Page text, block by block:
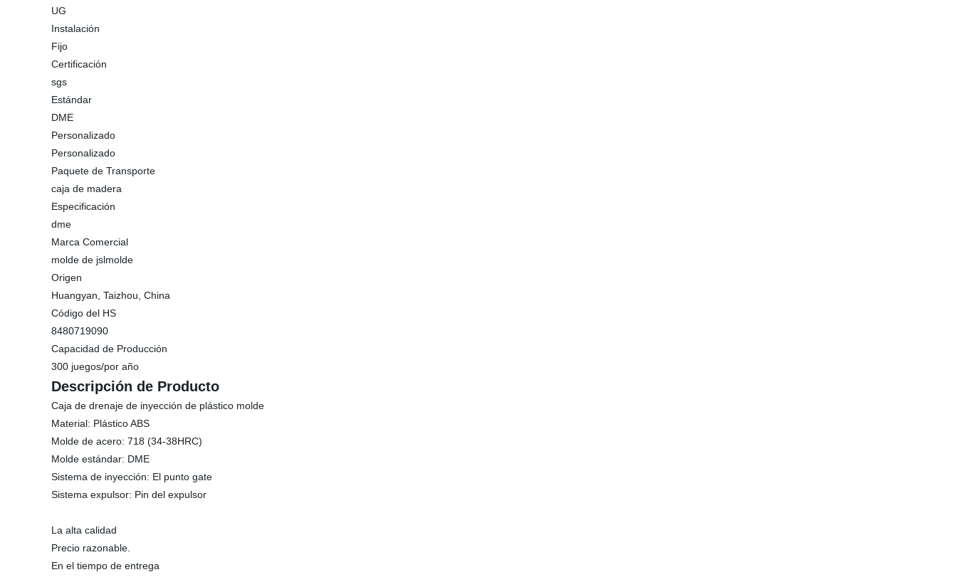
UG
Instalación
Fijo
Certificación
sgs
Estándar
DME
Personalizado
Personalizado
Paquete de Transporte
caja de madera
Especificación
dme
Marca Comercial
molde de jslmolde
Origen
Huangyan, Taizhou, China
Código del HS
8480719090
Capacidad de Producción
300 juegos/por año
Descripción de Producto
Caja de drenaje de inyección de plástico molde
Material: Plástico ABS
Molde de acero: 718 (34-38HRC)
Molde estándar: DME
Sistema de inyección: El punto gate
Sistema expulsor: Pin del expulsor
La alta calidad
Precio razonable.
En el tiempo de entrega